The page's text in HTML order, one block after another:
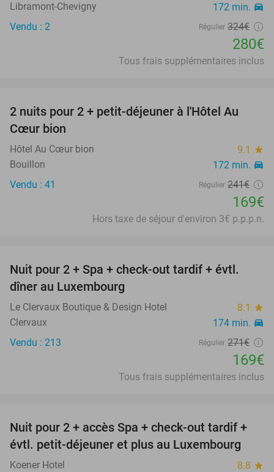
Libramont-Chevigny 172 min. directions_car
Vendu : 2 Régulier 324€
280€
Tous frais supplémentaires inclus
30%
2 nuits pour 2 + petit-déjeuner à l'Hôtel Au
Cœur bion
Hôtel Au Cœur bion 9.1 star
Bouillon 172 min. directions_car
Vendu : 41 Régulier 241€
169€
Hors taxe de séjour d'environ 3€ p.p.p.n.
38%
Nuit pour 2 + Spa + check-out tardif + évtl.
dîner au Luxembourg
Le Clervaux Boutique & Design Hotel 8.1 star
Clervaux 174 min. directions_car
Vendu : 213 Régulier 271€
169€
Tous frais supplémentaires inclus
17%
Nuit pour 2 + accès Spa + check-out tardif +
évtl. petit-déjeuner et plus au Luxembourg
Koener Hotel 8.8 star